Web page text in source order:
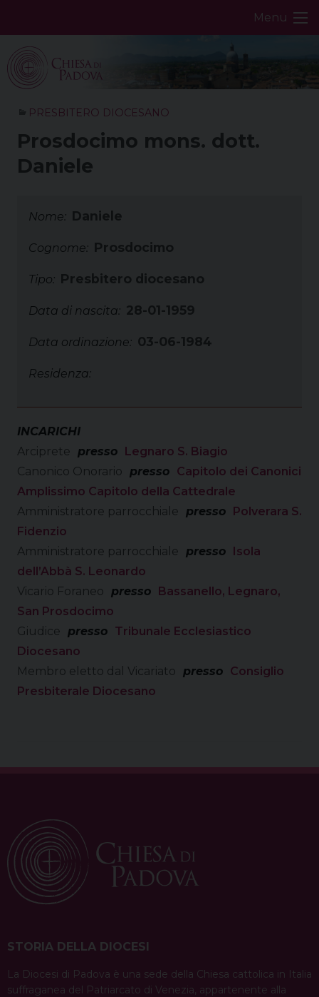
Menu
PRESBITERO DIOCESANO
Prosdocimo mons. dott.
Daniele
Nome: Daniele
Cognome: Prosdocimo
Tipo: Presbitero diocesano
Data di nascita: 28-01-1959
Data ordinazione: 03-06-1984
Residenza:
INCARICHI
Arciprete
presso Legnaro S. Biagio
Canonico Onorario
presso Capitolo dei Canonici
Amplissimo Capitolo della Cattedrale
Amministratore parrocchiale
presso Polverara S.
Fidenzio
Amministratore parrocchiale
presso Isola
dell’Abbà S. Leonardo
Vicario Foraneo
presso Bassanello, Legnaro,
San Prosdocimo
Giudice
presso Tribunale Ecclesiastico
Diocesano
Membro eletto dal Vicariato
presso Consiglio
Presbiterale Diocesano
STORIA DELLA DIOCESI
La Diocesi di Padova è una sede della Chiesa cattolica in Italia
suffraganea del Patriarcato di Venezia, appartenente alla